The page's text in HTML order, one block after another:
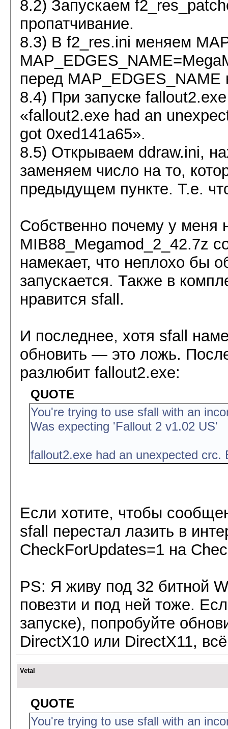
8.2) Запускаем
пропатчивание.
8.3) В f2_res.ini меняем
перед MAP_EDGES_NAME
8.4) При запуске
«fallout2.exe had an
got 0xed141a65».
8.5) Открываем ddraw.ini,
заменяем число на то,
предыдущем пункте. Т.е.
Собственно почему у меня
MIB88_Megamod_2_42.7z
намекает, что неплохо бы
запускается. Также в
нравится sfall.
И последнее, хотя sfall
обновить — это ложь.
разлюбит fallout2.exe:
QUOTE
You're trying to use sfall with an
Was expecting 'Fallout 2 v1.02 US'
fallout2.exe had an unexpected
Если хотите, чтобы
sfall перестал лазить в
CheckForUpdates=1 на
PS: Я живу под 32 битной
повезти и под ней тоже.
запуске), попробуйте
DirectX10 или DirectX11,
Vetal
QUOTE
You're trying to use sfall with an